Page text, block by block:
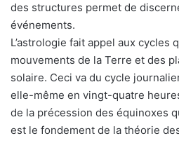
des structures permet de
événements.
L’astrologie fait appel aux cycles
mouvements de la Terre et des
solaire. Ceci va du cycle
elle-même en vingt-quatre
de la précession des équinoxes
est le fondement de la théorie